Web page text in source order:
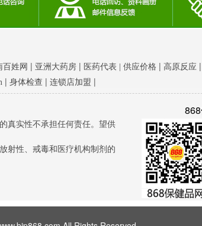
百姓网 | 亚洲大药房 | 医药代表 | 供应价格 | 高原反应 |
| 身体检查 | 连锁店加盟 |
真实性不承担任何责任。望供
射性、戒毒和医疗机构制剂的